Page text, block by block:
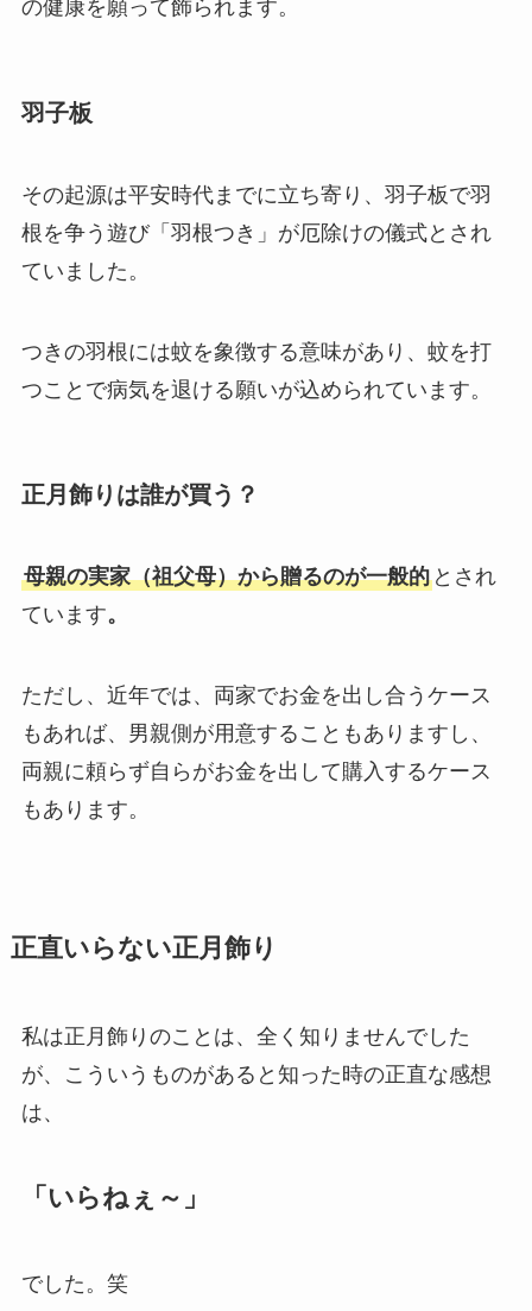
の健康を願って飾られます。
羽子板
その起源は平安時代までに立ち寄り、羽子板で羽
根を争う遊び「羽根つき」が厄除けの儀式とされ
ていました。
つきの羽根には蚊を象徴する意味があり、蚊を打
つことで病気を退ける願いが込められています。
正月飾りは誰が買う？
母親の実家（祖父母）から贈るのが一般的とされ
ています。
ただし、近年では、両家でお金を出し合うケース
もあれば、男親側が用意することもありますし、
両親に頼らず自らがお金を出して購入するケース
もあります。
正直いらない正月飾り
私は正月飾りのことは、全く知りませんでした
が、こういうものがあると知った時の正直な感想
は、
「いらねぇ～」
でした。笑